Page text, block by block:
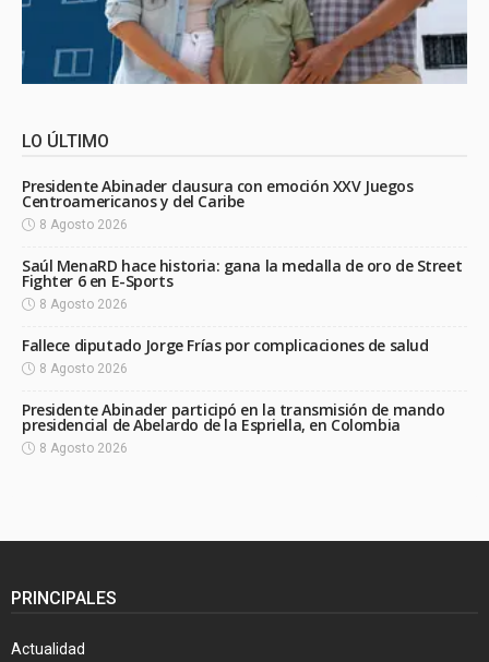
LO ÚLTIMO
Presidente Abinader clausura con emoción XXV Juegos
Centroamericanos y del Caribe
8 Agosto 2026
Saúl MenaRD hace historia: gana la medalla de oro de Street
Fighter 6 en E-Sports
8 Agosto 2026
Fallece diputado Jorge Frías por complicaciones de salud
8 Agosto 2026
Presidente Abinader participó en la transmisión de mando
presidencial de Abelardo de la Espriella, en Colombia
8 Agosto 2026
PRINCIPALES
Actualidad